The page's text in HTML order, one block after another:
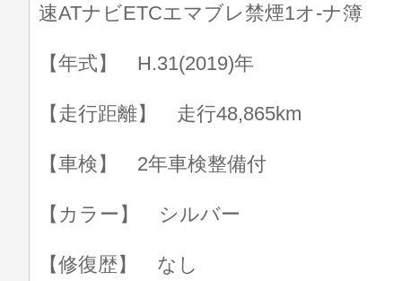
速ATナビETCエマブレ禁煙1オ-ナ簿
【年式】 H.31(2019)年
【走行距離】 走行48,865km
【車検】 2年車検整備付
【カラー】 シルバー
【修復歴】 なし